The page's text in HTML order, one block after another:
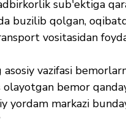
sub'ektiga
buzilib qolgan,
vositasidan
vazifasi
olayotgan bemor
yordam markazi